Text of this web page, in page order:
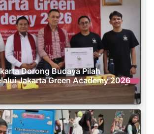
Dorong Budaya Pilah
Jakarta Green Academy 2026